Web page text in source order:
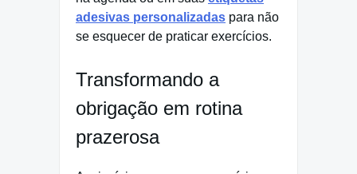
adesivas personalizadas para não
se esquecer de praticar exercícios.
Transformando a
obrigação em rotina
prazerosa